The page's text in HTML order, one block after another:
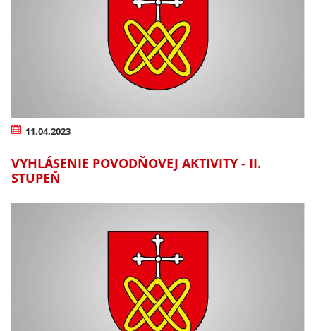
11.04.2023
VYHLÁSENIE POVODŇOVEJ AKTIVITY - II.
STUPEŇ